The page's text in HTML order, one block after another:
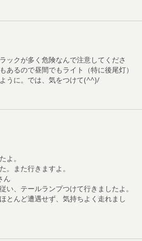
ックが多く危険なんで注意してくださ
あるので昼間でもライト（特に後尾灯）
うに。では、気をつけて(^^)/
よ。
。また行きますよ。
ん
い、テールランプつけて行きましたよ。
とんど遭遇せず、気持ちよく走れまし